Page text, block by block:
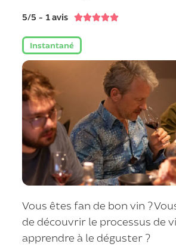
5/5 - 1 avis 
Instantané
Vous êtes fan de bon vin ?
de découvrir le processus de
apprendre à le déguster ?